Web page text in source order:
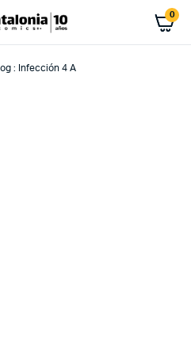
0
: Infección 4 A